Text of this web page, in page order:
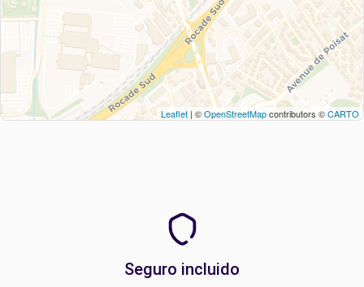
Leaflet | ©OpenStreetMapcontributors ©CARTO
Seguro incluido